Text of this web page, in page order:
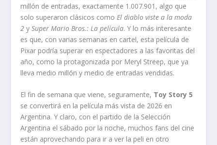
millón de entradas, exactamente 1.007.901, algo que
solo superaron clásicos comoEl diablo viste a la moda
2 ySuper Mario Bros.: La película. Y lo más interesante
es que, con varias semanas en cartel, esta película de
Pixar podría superar en espectadores a las favoritas del
año, como la protagonizada por Meryl Streep, que ya
lleva medio millón y medio de entradas vendidas.
El fin de semana que viene, seguramente, Toy Story 5
se convertirá en la película más vista de 2026 en
Argentina. Y claro, con el partido de la Selección
Argentina el sábado por la noche, muchos fans del cine
están aprovechando para ir a ver la peli en otro